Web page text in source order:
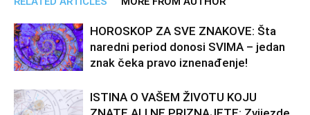
HOROSKOP ZA SVE ZNAKOVE: Šta
naredni period donosi SVIMA – jedan
znak čeka pravo iznenađenje!
ISTINA O VAŠEM ŽIVOTU KOJU